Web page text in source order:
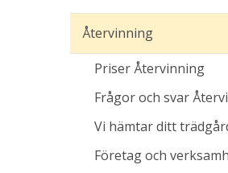
Återvinning
Priser Återvinning
Frågor och svar
Vi hämtar ditt
Företag och